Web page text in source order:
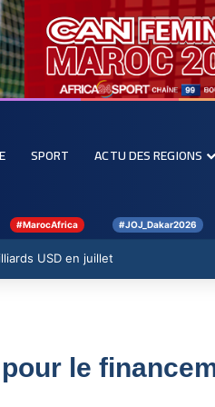
SPORT ACTU DES REGIONS
#MarocAfrica #JOJ_Dakar2026
USD en juillet
le